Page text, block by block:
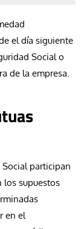
el día siguiente
Social o
de la empresa.
Social participan
los supuestos
en el